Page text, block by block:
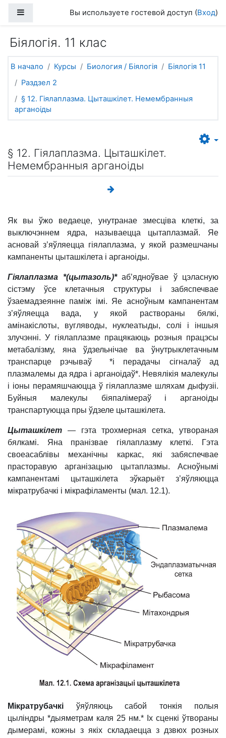
Боковая панельВы используете гостевой доступ (Вход)
Біялогія. 11 клас
В начало Курсы Биология / Біялогія
Біялогія 11
Раздзел 2
§ 12. Гіялаплазма. Цыташкілет. Немембранныя
арганоіды
§ 12. Гіялаплазма. Цыташкілет.
Немембранныя арганоіды
Як вы ўжо ведаеце, унутранае змесціва клеткі, за
выключэннем ядра, называецца цытаплазмай. Яе
асновай з’яўляецца гіялаплазма, у якой размешчаны
кампаненты цыташкілета і арганоіды.
Гіялаплазма *(цытазоль)*аб’ядноўвае ў цэласную
сістэму ўсе клетачныя структуры і забяспечвае
ўзаемадзеянне паміж імі. Яе асноўным кампанентам
з’яўляецца вада, у якой раствораны бялкі,
амінакіслоты, вугляводы, нуклеатыды, солі і іншыя
злучэнні. У гіялаплазме працякаюць розныя працэсы
метабалізму, яна ўдзельнічае ва ўнутрыклетачным
транспарце рэчываў *і перадачы сігналаў ад
плазмалемы да ядра і арганоідаў*. Невялікія малекулы
і іоны перамяшчаюцца ў гіялаплазме шляхам дыфузіі.
Буйныя малекулы біяпалімераў і арганоіды
транспартуюцца пры ўдзеле цыташкілета.
Цыташкілет
— гэта трохмерная сетка, утвораная
бялкамі. Яна пранізвае гіялаплазму клеткі. Гэта
своеасаблівы механічны каркас, які забяспечвае
прасторавую арганізацыю цытаплазмы. Асноўнымі
кампанен­тамі цыташкілета эўкарыёт з’яўля­юцца
мікратрубачкі і мікрафіламенты (мал. 12.1).
Мікратрубачкі ўяўляюць сабой тонкія полыя
цыліндры *дыяметрам каля 25 нм.* Іх сценкі ўтвораны
дымерамі, кожны з якіх складаецца з дзвюх розных